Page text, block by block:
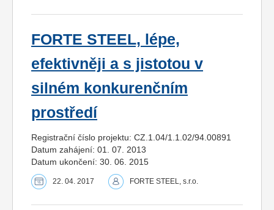
FORTE STEEL, lépe,
efektivněji a s jistotou v
silném konkurenčním
prostředí
Registrační číslo projektu: CZ.1.04/1.1.02/94.00891
Datum zahájení: 01. 07. 2013
Datum ukončení: 30. 06. 2015
22. 04. 2017 FORTE STEEL, s.r.o.